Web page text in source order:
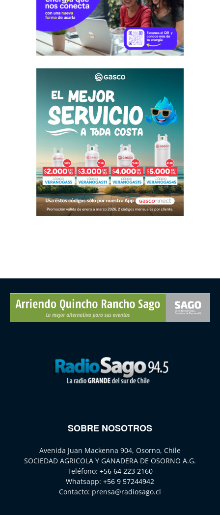
SOBRE NOSOTROS
Avenida Juan Mackenna 904, Osorno, Chile
SOCIEDAD AGRICOLA Y GANADERA DE OSORNO A.G.
Teléfono: +56 64 223 2160
Whatsapp: +56 9 57244942
Contacto: prensa@radiosago.cl